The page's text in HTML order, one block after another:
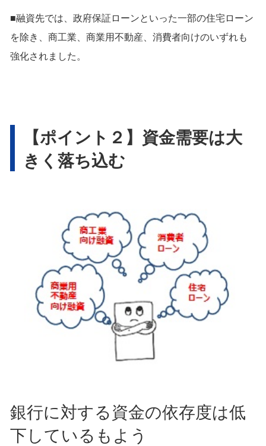
■融資先では、政府保証ローンといった一部の住宅ローン
を除き、商工業、商業用不動産、消費者向けのいずれも
強化されました。
【ポイント２】資金需要は大
きく落ち込む
銀行に対する資金の依存度は低
下しているもよう